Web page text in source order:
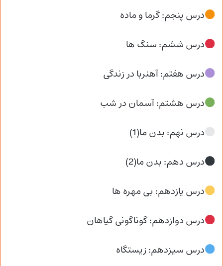
درس پنجم: گرما و ماده
درس ششم: سنگ ها
درس هفتم: آهنربا در زندگی
درس هشتم: آسمان در شب
درس نهم: بدن ما(1)
درس دهم: بدن ما(2)
درس یازدهم: بی مهره ها
درس دوازدهم: گوناگونی گیاهان
درس سیزدهم: زیستگاه